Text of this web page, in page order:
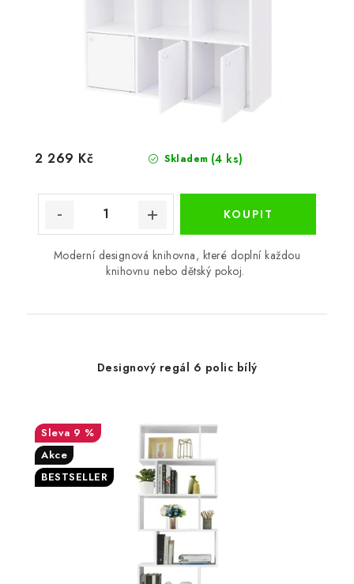
Skladem (4 ks)
2 269 Kč
Moderní designová knihovna, které doplní každou
knihovnu nebo dětský pokoj.
Designový regál 6 polic bílý
9 %
Akce
BESTSELLER